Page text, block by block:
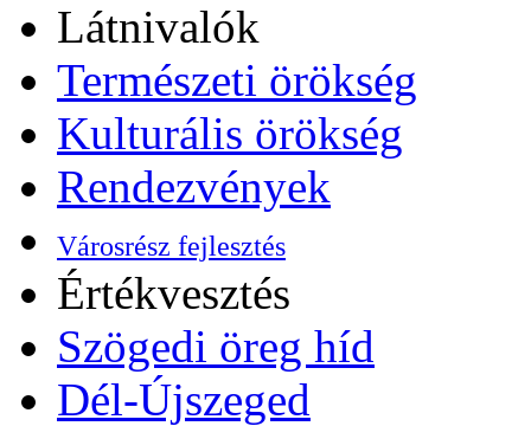
Látnivalók
Természeti örökség
Kulturális örökség
Rendezvények
Városrész fejlesztés
Értékvesztés
Szögedi öreg híd
Dél-Újszeged